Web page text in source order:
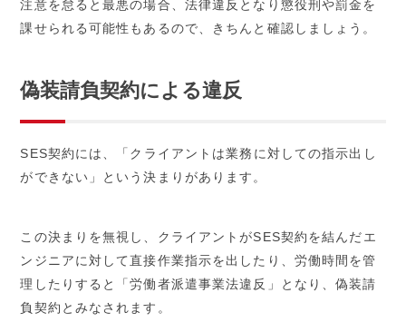
注意を怠ると最悪の場合、法律違反となり懲役刑や罰金を
課せられる可能性もあるので、きちんと確認しましょう。
偽装請負契約による違反
SES契約には、「クライアントは業務に対しての指示出し
ができない」という決まりがあります。
この決まりを無視し、クライアントがSES契約を結んだエ
ンジニアに対して直接作業指示を出したり、労働時間を管
理したりすると「労働者派遣事業法違反」となり、偽装請
負契約とみなされます。